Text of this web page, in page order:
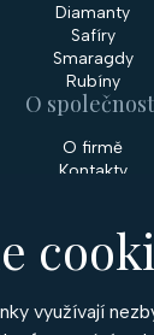
využívají
Diamanty
Safíry
Smaragdy
Rubíny
O
O firmě
Kontakty
výroba
Nakupování